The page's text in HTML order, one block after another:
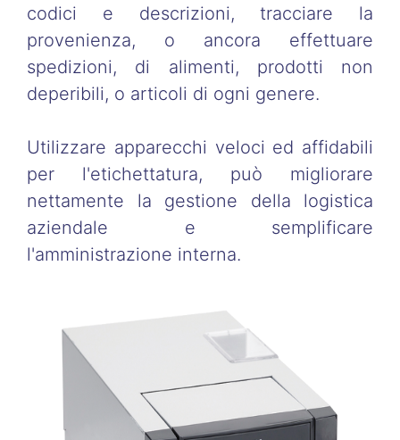
codici e descrizioni, tracciare la
provenienza, o ancora effettuare
spedizioni, di alimenti, prodotti non
deperibili, o articoli di ogni genere.
Utilizzare apparecchi veloci ed affidabili
per l'etichettatura, può migliorare
nettamente la gestione della logistica
aziendale e semplificare
l'amministrazione interna.